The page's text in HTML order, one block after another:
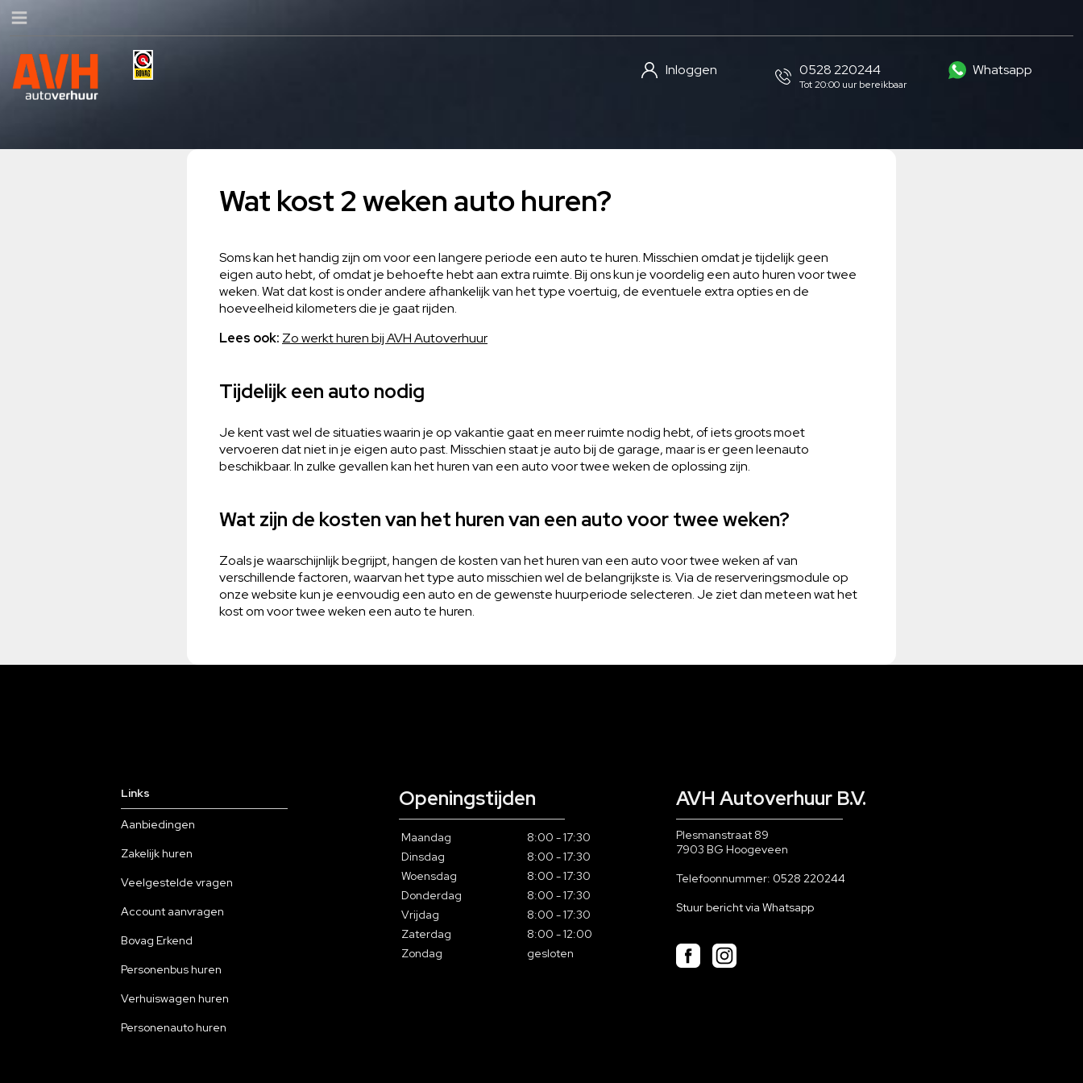
Whatsapp
0528 220244
Tot 20:00 uur bereikbaar
Inloggen
Wat kost 2 weken auto huren?
Soms kan het handig zijn om voor een langere periode een auto te huren. Misschien omdat je tijdelijk geen
eigen auto hebt, of omdat je behoefte hebt aan extra ruimte. Bij ons kun je voordelig een auto huren voor twee
weken. Wat dat kost is onder andere afhankelijk van het type voertuig, de eventuele extra opties en de
hoeveelheid kilometers die je gaat rijden.
Lees ook: Zo werkt huren bij AVH Autoverhuur
Tijdelijk een auto nodig
Je kent vast wel de situaties waarin je op vakantie gaat en meer ruimte nodig hebt, of iets groots moet
vervoeren dat niet in je eigen auto past. Misschien staat je auto bij de garage, maar is er geen leenauto
beschikbaar. In zulke gevallen kan het huren van een auto voor twee weken de oplossing zijn.
Wat zijn de kosten van het huren van een auto voor twee weken?
Zoals je waarschijnlijk begrijpt, hangen de kosten van het huren van een auto voor twee weken af van
verschillende factoren, waarvan het type auto misschien wel de belangrijkste is. Via de reserveringsmodule op
onze website kun je eenvoudig een auto en de gewenste huurperiode selecteren. Je ziet dan meteen wat het
kost om voor twee weken een auto te huren.
Links
Aanbiedingen
Zakelijk huren
Veelgestelde vragen
Account aanvragen
Bovag Erkend
Personenbus huren
Verhuiswagen huren
Personenauto huren
Openingstijden
Maandag
8:00 - 17:30
Dinsdag
8:00 - 17:30
Woensdag
8:00 - 17:30
Donderdag
8:00 - 17:30
Vrijdag
8:00 - 17:30
Zaterdag
8:00 - 12:00
Zondag
gesloten
AVH Autoverhuur B.V.
Plesmanstraat 89
7903 BG Hoogeveen
Telefoonnummer: 0528 220244
Stuur bericht via Whatsapp